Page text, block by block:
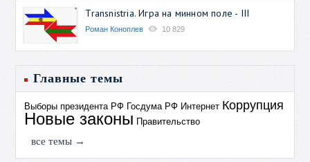
Transnistria. Игра на минном поле - III
Роман Коноплев 10 829
Главные темы
Выборы президента РФ Госдума РФ Интернет Коррупция
Новые законы Правительство
все темы →